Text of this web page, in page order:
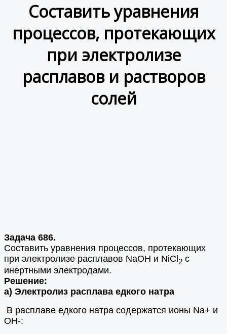
Составить уравнения
процессов, протекающих
при электролизе
расплавов и растворов
солей
Задача 686.
Составить уравнения процессов, протекающих
при электролизе расплавов NaOH и NiCl2 с
инертными электродами.
Решение:
а) Электролиз расплава едкого натра
В расплаве едкого натра содержатся ионы Na+ и
OH-: